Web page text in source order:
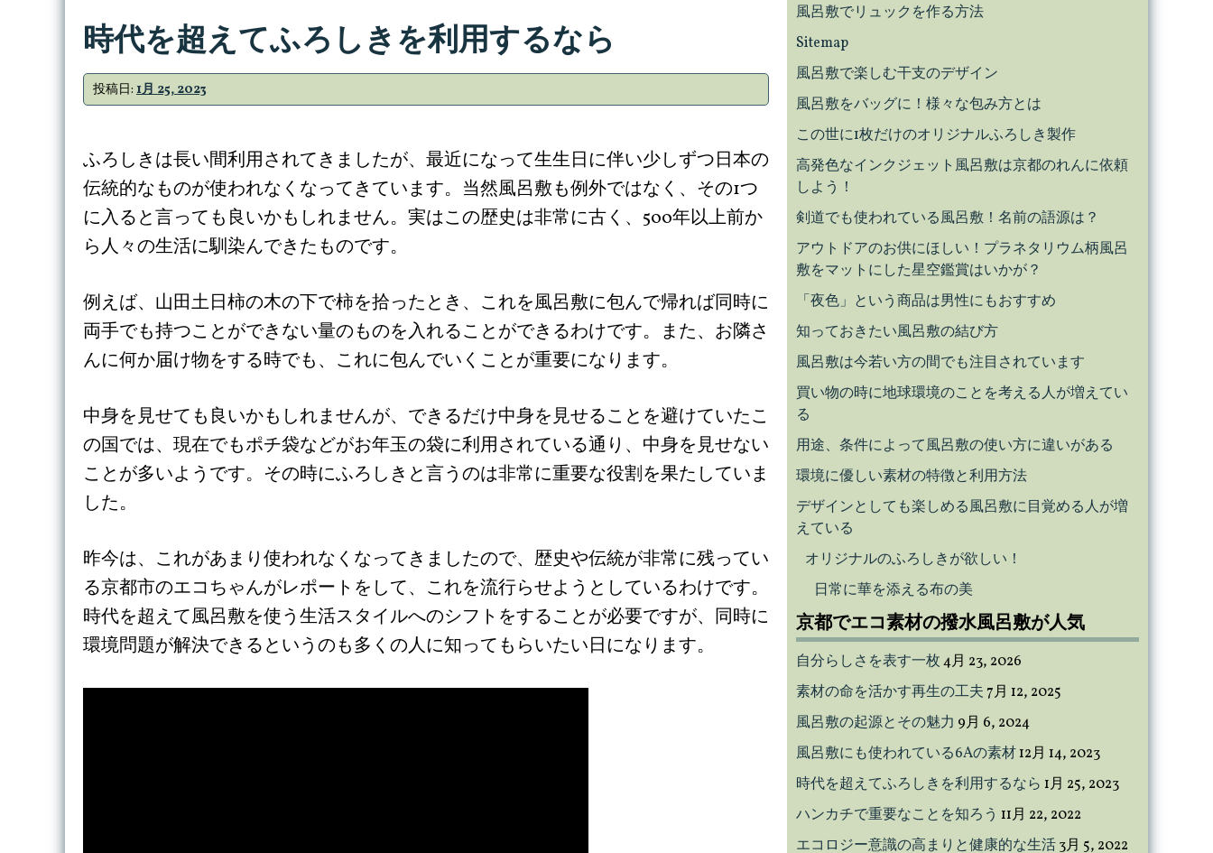
時代を超えてふろしきを利用するなら
投稿日: 1月 25, 2023
ふろしきは長い間利用されてきましたが、最近になって生生日に伴い少しずつ日本の
伝統的なものが使われなくなってきています。当然風呂敷も例外ではなく、その1つ
に入ると言っても良いかもしれません。実はこの歴史は非常に古く、500年以上前か
ら人々の生活に馴染んできたものです。
例えば、山田土日柿の木の下で柿を拾ったとき、これを風呂敷に包んで帰れば同時に
両手でも持つことができない量のものを入れることができるわけです。また、お隣さ
んに何か届け物をする時でも、これに包んでいくことが重要になります。
中身を見せても良いかもしれませんが、できるだけ中身を見せることを避けていたこ
の国では、現在でもポチ袋などがお年玉の袋に利用されている通り、中身を見せない
ことが多いようです。その時にふろしきと言うのは非常に重要な役割を果たしていま
した。
昨今は、これがあまり使われなくなってきましたので、歴史や伝統が非常に残ってい
る京都市のエコちゃんがレポートをして、これを流行らせようとしているわけです。
時代を超えて風呂敷を使う生活スタイルへのシフトをすることが必要ですが、同時に
環境問題が解決できるというのも多くの人に知ってもらいたい日になります。
風呂敷でリュックを作る方法
Sitemap
風呂敷で楽しむ干支のデザイン
風呂敷をバッグに！様々な包み方とは
この世に1枚だけのオリジナルふろしき製作
高発色なインクジェット風呂敷は京都のれんに依頼
しよう！
剣道でも使われている風呂敷！名前の語源は？
アウトドアのお供にほしい！プラネタリウム柄風呂
敷をマットにした星空鑑賞はいかが？
「夜色」という商品は男性にもおすすめ
知っておきたい風呂敷の結び方
風呂敷は今若い方の間でも注目されています
買い物の時に地球環境のことを考える人が増えてい
る
用途、条件によって風呂敷の使い方に違いがある
環境に優しい素材の特徴と利用方法
デザインとしても楽しめる風呂敷に目覚める人が増
えている
オリジナルのふろしきが欲しい！
日常に華を添える布の美
京都でエコ素材の撥水風呂敷が人気
自分らしさを表す一枚4月 23, 2026
素材の命を活かす再生の工夫 7月 12, 2025
風呂敷の起源とその魅力 9月 6, 2024
風呂敷にも使われている6Aの素材12月 14, 2023
時代を超えてふろしきを利用するなら 1月 25, 2023
ハンカチで重要なことを知ろう 11月 22, 2022
エコロジー意識の高まりと健康的な生活3月 5, 2022